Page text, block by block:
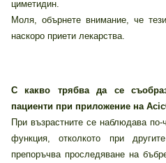
циметидин.
Моля, обърнете внимание, че
наскоро приети лекарства.
С какво трябва да се
пациенти при приложение на
При възрастните се наблюдава
функция, отколкото при
препоръчва проследяване на